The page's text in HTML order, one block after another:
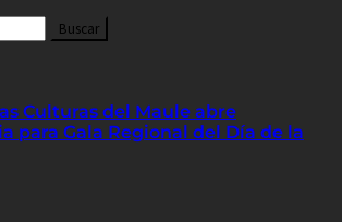
Culturas del Maule abre
para Gala Regional del Día de la